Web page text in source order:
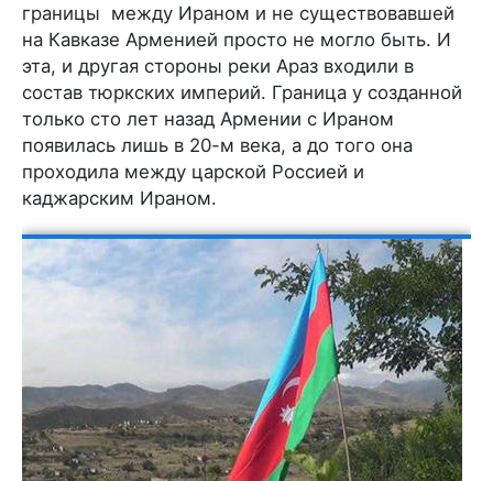
границы между Ираном и не существовавшей
на Кавказе Арменией просто не могло быть. И
эта, и другая стороны реки Араз входили в
состав тюркских империй. Граница у созданной
только сто лет назад Армении с Ираном
появилась лишь в 20-м века, а до того она
проходила между царской Россией и
каджарским Ираном.